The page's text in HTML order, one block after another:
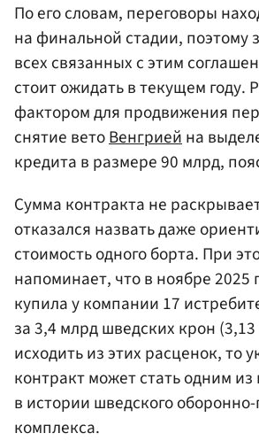
По его словам, переговоры
на финальной стадии, поэтому
всех связанных с этим
стоит ожидать в текущем
фактором для продвижения
снятие ветоВенгриейна
кредита в размере 90 млрд,
Сумма контракта не
отказался назвать даже
стоимость одного борта. При
напоминает, что в ноябре 2025
купила у компании 17
за 3,4 млрд шведских крон
исходить из этих расценок, то
контракт может стать одним
в истории шведского
комплекса.